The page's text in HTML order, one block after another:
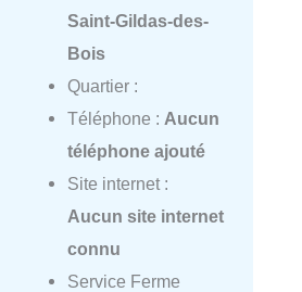
Saint-Gildas-des-
Bois
Quartier :
Téléphone : Aucun
téléphone ajouté
Site internet :
Aucun site internet
connu
Service Ferme